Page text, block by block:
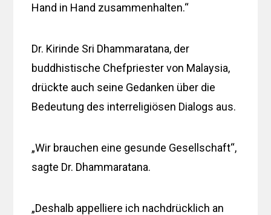
Hand in Hand zusammenhalten.“
Dr. Kirinde Sri Dhammaratana, der
buddhistische Chefpriester von Malaysia,
drückte auch seine Gedanken über die
Bedeutung des interreligiösen Dialogs aus.
„Wir brauchen eine gesunde Gesellschaft“,
sagte Dr. Dhammaratana.
„Deshalb appelliere ich nachdrücklich an